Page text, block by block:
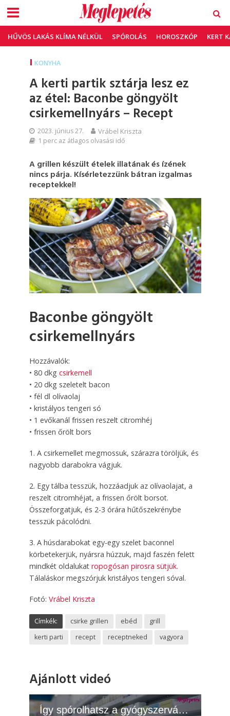
HŰVÖS LAKÁS KLÍMA NÉLKÜL SPÓROLÁS HOROSZKÓP KERT
KONYHA
A kerti partik sztárja lesz ez
az étel: Baconbe göngyölt
csirkemellnyárs – Recept
2023. június 27. Vrábel Kriszta
1 perc az átlagos olvasási idő
A grillen készült ételek illatának és ízének
nincs párja. Kísérletezzünk bátran izgalmas
receptekkel!
Baconbe göngyölt
csirkemellnyárs
Hozzávalók:
• 80 dkg csirkemell
• 20 dkg szeletelt bacon
• fél dl olívaolaj
• kristályos tengeri só
• 1 evőkanál frissen reszelt citromhéj
• frissen őrölt bors
1. A csirkemellet megmossuk, szárazra töröljük, és
nagyobb darabokra vágjuk.
2. Egy tálba tesszük, hozzá­adjuk az olívaolajat, a
reszelt citromhéjat, a frissen őrölt borsot.
Összeforgatjuk, és 2-3 órára hűtőszekrénybe
tesszük pácolódni.
3. A húsdarabokat egy-egy szelet baconnel
körbetekerjük, nyársra húzzuk, majd faszén felett
mindkét oldalukat ropogósan pirosra sütjük.
Tálaláskor megszórjuk kristályos tengeri sóval.
Fotó: Vrábel Kriszta
Címkék: csirke grillen ebéd
grill
kerti parti
recept receptneked vagyora
Ajánlott videó
Így spórolhatsz a gyógyszervásárláson